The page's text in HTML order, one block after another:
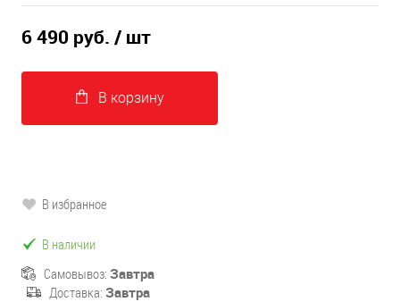
6 490 руб. / шт
В корзину
В избранное
В наличии
Самовывоз: Завтра
Доставка: Завтра